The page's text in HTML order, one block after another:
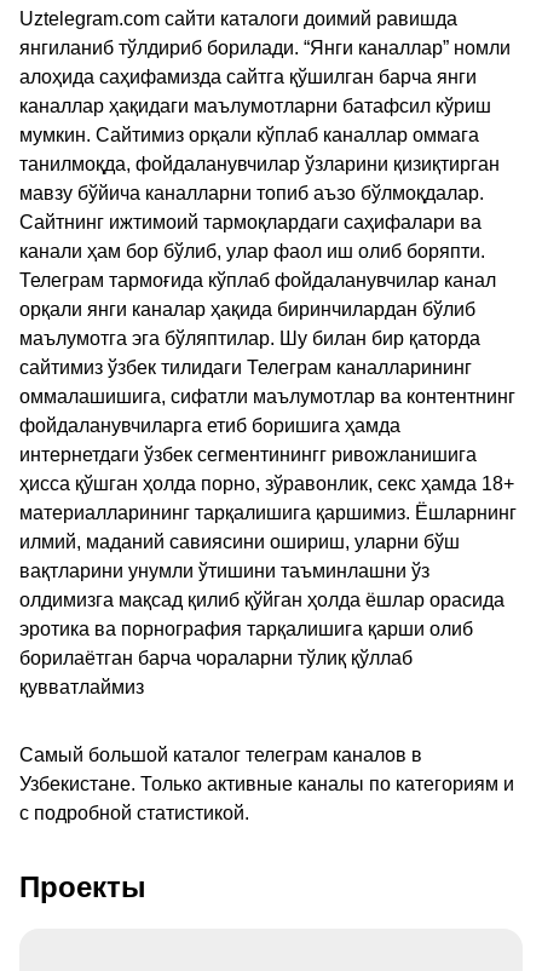
Uztelegram.com сайти каталоги доимий равишда
янгиланиб тўлдириб борилади. “Янги каналлар” номли
алоҳида саҳифамизда сайтга қўшилган барча янги
каналлар ҳақидаги маълумотларни батафсил кўриш
мумкин. Сайтимиз орқали кўплаб каналлар оммага
танилмоқда, фойдаланувчилар ўзларини қизиқтирган
мавзу бўйича каналларни топиб аъзо бўлмоқдалар.
Сайтнинг ижтимоий тармоқлардаги саҳифалари ва
канали ҳам бор бўлиб, улар фаол иш олиб боряпти.
Телеграм тармоғида кўплаб фойдаланувчилар канал
орқали янги каналар ҳақида биринчилардан бўлиб
маълумотга эга бўляптилар. Шу билан бир қаторда
сайтимиз ўзбек тилидаги Телеграм каналларининг
оммалашишига, сифатли маълумотлар ва контентнинг
фойдаланувчиларга етиб боришига ҳамда
интернетдаги ўзбек сегментинингг ривожланишига
ҳисса қўшган ҳолда порно, зўравонлик, секс ҳамда 18+
материалларининг тарқалишига қаршимиз. Ёшларнинг
илмий, маданий савиясини ошириш, уларни бўш
вақтларини унумли ўтишини таъминлашни ўз
олдимизга мақсад қилиб қўйган ҳолда ёшлар орасида
эротика ва порнография тарқалишига қарши олиб
борилаётган барча чораларни тўлиқ қўллаб
қувватлаймиз
Самый большой каталог телеграм каналов в
Узбекистане. Только активные каналы по категориям и
с подробной статистикой.
Проекты